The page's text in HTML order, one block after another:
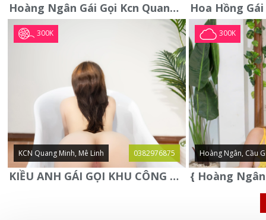
Hoàng Ngân Gái Gọi Kcn Quang Minh - Mê Linh . Hàng Vip Lần Đầu
300K
KCN Quang Minh, Mê Linh 0382976875
KIỀU ANH GÁI GỌI KHU CÔNG NGHIỆP QUANG MINH - MÊ LINH
300K
Hoàng Ngân, Cầu